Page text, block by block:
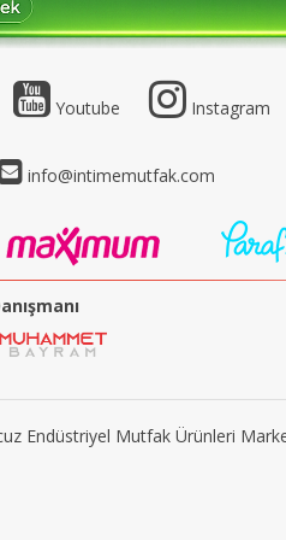
Youtube Instagram
info@intimemutfak.com
Endüstriyel Mutfak Ürünleri